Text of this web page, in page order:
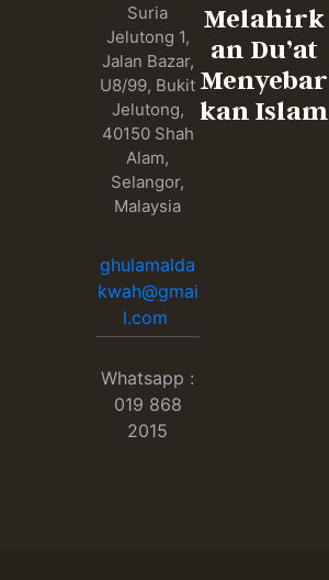
Suria
Jelutong 1,
Jalan Bazar,
U8/99, Bukit
Jelutong,
40150 Shah
Alam,
Selangor,
Malaysia
ghulamalda
kwah@gmai
l.com
Whatsapp :
019 868
2015
Melahirk
an Du’at
Menyebar
kan Islam